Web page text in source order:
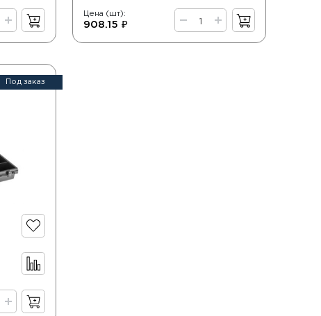
Цена (шт):
908.15 ₽
Под заказ